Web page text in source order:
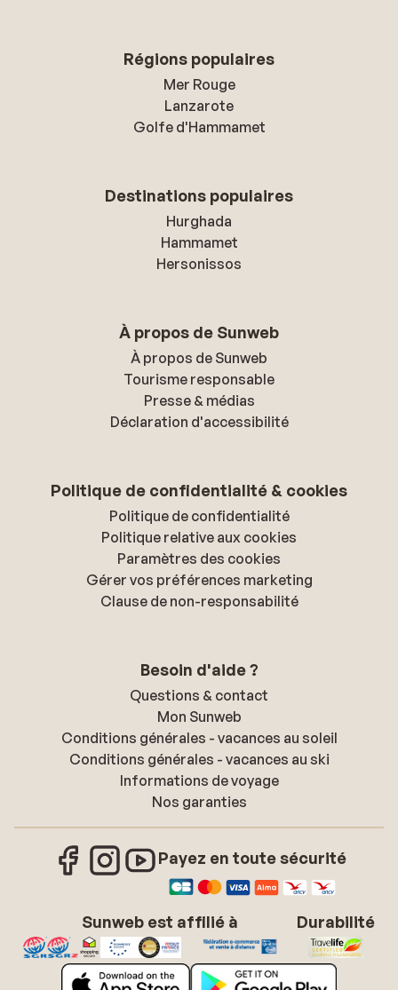
Régions populaires
Mer Rouge
Lanzarote
Golfe d'Hammamet
Destinations populaires
Hurghada
Hammamet
Hersonissos
À propos de Sunweb
À propos de Sunweb
Tourisme responsable
Presse & médias
Déclaration d'accessibilité
Politique de confidentialité & cookies
Politique de confidentialité
Politique relative aux cookies
Paramètres des cookies
Gérer vos préférences marketing
Clause de non-responsabilité
Besoin d'aide ?
Questions & contact
Mon Sunweb
Conditions générales - vacances au soleil
Conditions générales - vacances au ski
Informations de voyage
Nos garanties
Payez en toute sécurité
Sunweb est affilié à Durabilité